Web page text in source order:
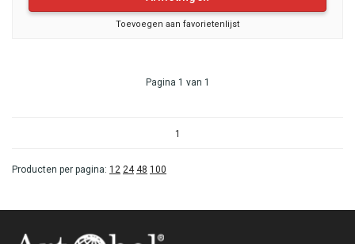
Toevoegen aan favorietenlijst
Pagina 1 van 1
1
Producten per pagina: 12 24 48 100